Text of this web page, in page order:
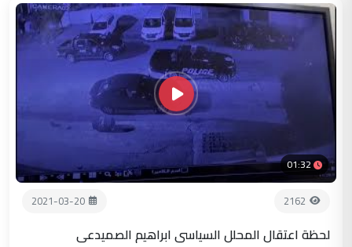
01:32
2162
2021-03-20
لحظة اعتقال المحلل السياسي ابراهيم الصميدعي